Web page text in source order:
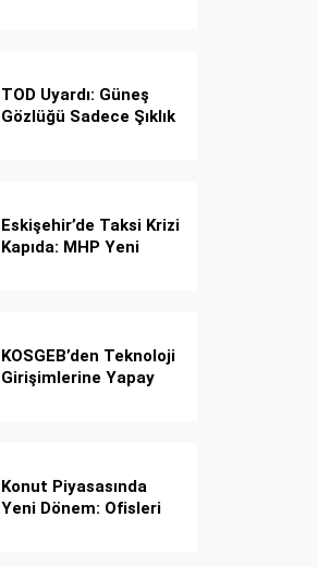
TOD Uyardı: Güneş
Gözlüğü Sadece Şıklık
Eskişehir’de Taksi Krizi
Kapıda: MHP Yeni
KOSGEB’den Teknoloji
Girişimlerine Yapay
Konut Piyasasında
Yeni Dönem: Ofisleri